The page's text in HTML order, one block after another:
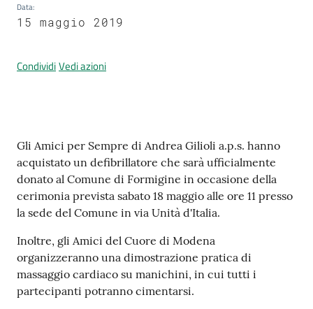
Prenotazione
appuntamenti
A
t
a
M
e
t
o
Tutti
Data:
15 maggio 2019
CondividiVedi azioni
Contenuto
Gli Amici per Sempre di Andrea Gilioli a.p.s. hanno
acquistato un defibrillatore che sarà ufficialmente
donato al Comune di Formigine in occasione della
cerimonia prevista sabato 18 maggio alle ore 11 presso
la sede del Comune in via Unità d'Italia.
Inoltre, gli Amici del Cuore di Modena
organizzeranno una dimostrazione pratica di
massaggio cardiaco su manichini, in cui tutti i
partecipanti potranno cimentarsi.